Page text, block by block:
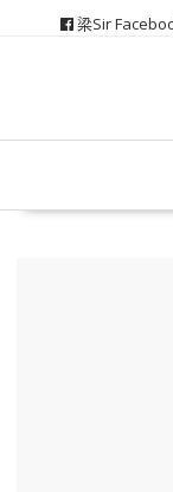
梁Sir